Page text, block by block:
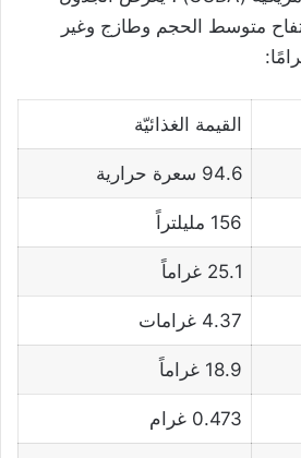
لتفاح متوسط ​​الحجم وطازج وغير
القيمة الغذائيّة
94.6 سعرة حرارية
156 مليلتراً
25.1 غراماً
4.37 غرامات
18.9 غراماً
0.473 غرام